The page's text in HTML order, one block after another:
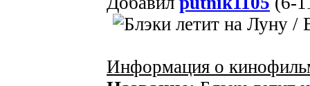
Информация о